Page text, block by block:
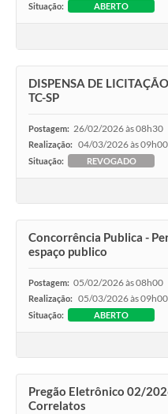
Situação: ABERTO
DISPENSA DE
TC-SP
Postagem: 26/02/2026 às 08h30
Realização: 04/03/2026 às 09h00
Situação: REVOGADO
Concorrência Publica -
espaço publico
Postagem: 05/02/2026 às 08h00
Realização: 05/03/2026 às 09h00
Situação: ABERTO
Pregão Eletrônico 02/
Correlatos